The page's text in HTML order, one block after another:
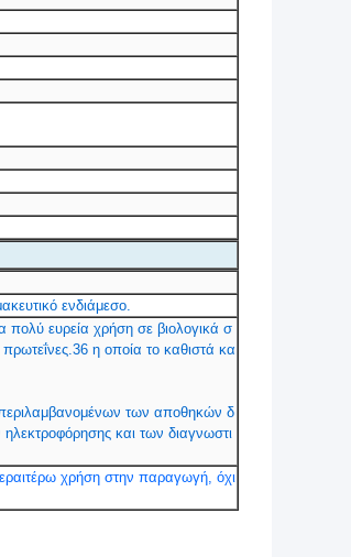
ενδιάμεσο.
πολύ ευρεία χρήση σε βιολογικά σ
η οποία το καθιστά κα
των αποθηκών δ
και των διαγνωστι
χρήση στην παραγωγή, όχι